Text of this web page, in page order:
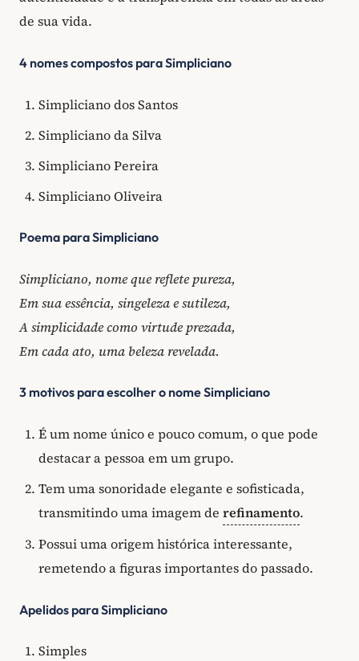
de sua vida.
4 nomes compostos para Simpliciano
Simpliciano dos Santos
Simpliciano da Silva
Simpliciano Pereira
Simpliciano Oliveira
Poema para Simpliciano
Simpliciano, nome que reflete pureza,
Em sua essência, singeleza e sutileza,
A simplicidade como virtude prezada,
Em cada ato, uma beleza revelada.
3 motivos para escolher o nome Simpliciano
É um nome único e pouco comum, o que pode
destacar a pessoa em um grupo.
Tem uma sonoridade elegante e sofisticada,
transmitindo uma imagem de refinamento.
Possui uma origem histórica interessante,
remetendo a figuras importantes do passado.
Apelidos para Simpliciano
Simples